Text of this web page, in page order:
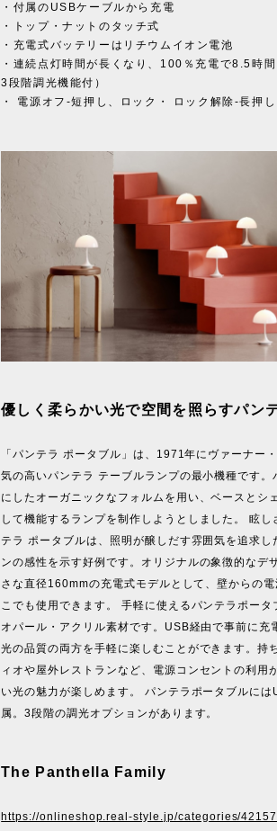
・付属のUSBケーブルから充電
・トップ・ナットのタッチ式
・充電式バッテリーはリチウムイオン電池
・連続点灯時間が長くなり、100％充電で8.5時
3段階調光機能付）
・ 電源オフ-短押し、ロック・ ロック解除-長押し
優しく柔らかい光で空間を照らすパン
「パンテラ ポータブル」は、1971年にヴァーナー
気の高いパンテラ テーブルランプの最小機種です。
にしたオーガニックなフォルムを用い、ベースとシ
して機能するランプを制作しようとしました。 眩し
テラ ポータブルは、照明が醸しだす雰囲気を追求し
ンの感性を示す好例です。オリジナルの象徴的なデ
さな直径160mmの充電式モデルとして、壁からの
こでも使用できます。 手軽に使えるパンテラポータ
オパール・アクリル素材です。USB経由で事前に充
光の品質の両方を手軽に楽しむことができます。持
ィオや屋外レストランなど、電源コンセントの利用
い光の魅力が楽しめます。 パンテラポータブルに
属。3段階の調光オプションがあります。
The Panthella Family
https://onlineshop.real-style.jp/categories/